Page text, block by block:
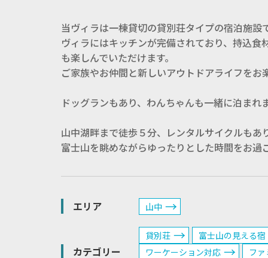
当ヴィラは一棟貸切の貸別荘タイプの宿泊施設で
ヴィラにはキッチンが完備されており、持込食
も楽しんでいただけます。
ご家族やお仲間と新しいアウトドアライフをお
ドッグランもあり、わんちゃんも一緒に泊まれ
山中湖畔まで徒歩５分、レンタルサイクルもあ
富士山を眺めながらゆったりとした時間をお過
エリア 山中
カテゴリー
貸別荘 富士山の見える宿
ワーケーション対応
フ